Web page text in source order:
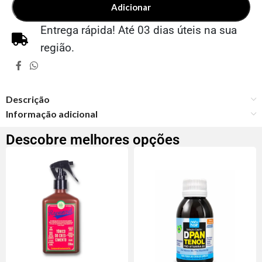
Adicionar
Entrega rápida! Até 03 dias úteis na sua
região.
Descrição
Informação adicional
Descobre melhores opções